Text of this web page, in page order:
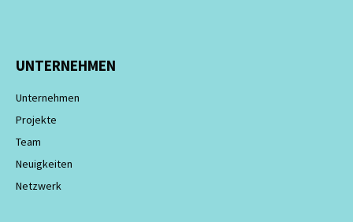
UNTERNEHMEN
Unternehmen
Projekte
Team
Neuigkeiten
Netzwerk